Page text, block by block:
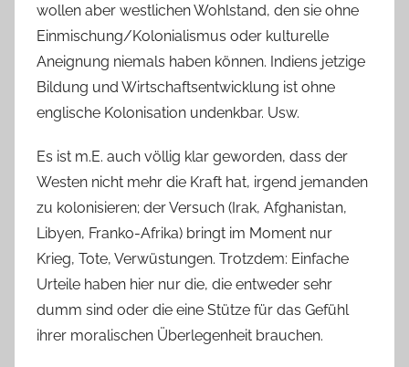
wollen aber westlichen Wohlstand, den sie ohne
Einmischung/Kolonialismus oder kulturelle
Aneignung niemals haben können. Indiens jetzige
Bildung und Wirtschaftsentwicklung ist ohne
englische Kolonisation undenkbar. Usw.
Es ist m.E. auch völlig klar geworden, dass der
Westen nicht mehr die Kraft hat, irgend jemanden
zu kolonisieren; der Versuch (Irak, Afghanistan,
Libyen, Franko-Afrika) bringt im Moment nur
Krieg, Tote, Verwüstungen. Trotzdem: Einfache
Urteile haben hier nur die, die entweder sehr
dumm sind oder die eine Stütze für das Gefühl
ihrer moralischen Überlegenheit brauchen.